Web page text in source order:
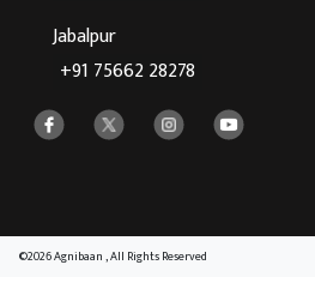
Jabalpur
+91 75662 28278
©2026 Agnibaan , All Rights Reserved